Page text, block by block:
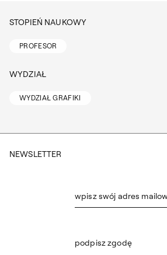
STOPIEŃ NAUKOWY
PROFESOR
WYDZIAŁ
WYDZIAŁ GRAFIKI
NEWSLETTER
wpisz swój adres
podpisz zgodę